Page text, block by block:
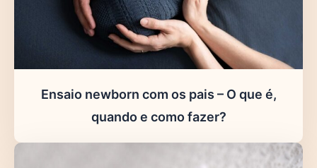
Ensaio newborn com os pais – O que é,
quando e como fazer?